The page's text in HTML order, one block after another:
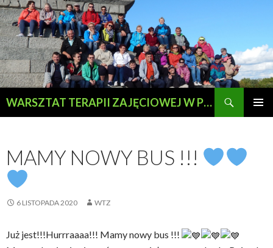
WARSZTAT TERAPII ZAJĘCIOWEJ W PRZEWOZIE
MAMY NOWY BUS !!!
6 LISTOPADA 2020 WTZ
Już jest!!!Hurrraaaa!!! Mamy nowy bus !!!